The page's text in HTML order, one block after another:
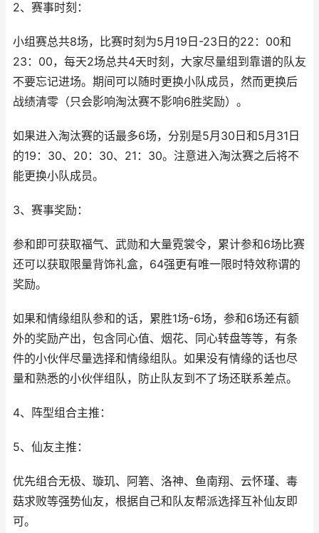
2、赛事时刻：
小组赛总共8场，比赛时刻为5月19日-23日的22：00和
23：00，每天2场总共4天时刻，大家尽量组到靠谱的队友
不要忘记进场。期间可以随时更换小队成员，然而更换后
战绩清零（只会影响淘汰赛不影响6胜奖励）。
如果进入淘汰赛的话最多6场，分别是5月30日和5月31日
的19：30、20：30、21：30。注意进入淘汰赛之后将不
能更换小队成员。
3、赛事奖励：
参和即可获取福气、武勋和大量霓裳令，累计参和6场比赛
还可以获取限量背饰礼盒，64强更有唯一限时特效称谓的
奖励。
如果和情缘组队参和的话，累胜1场-6场，参和6场还有额
外的奖励产出，包含同心值、烟花、同心转盘等等，有条
件的小伙伴尽量选择和情缘组队。如果没有情缘的话也尽
量和熟悉的小伙伴组队，防止队友到不了场还联系差点。
4、阵型组合主推：
5、仙友主推：
优先组合无极、璇玑、阿箬、洛神、鱼南翔、云怀瑾、毒
菇求败等强势仙友，根据自己和队友帮派选择互补仙友即
可。